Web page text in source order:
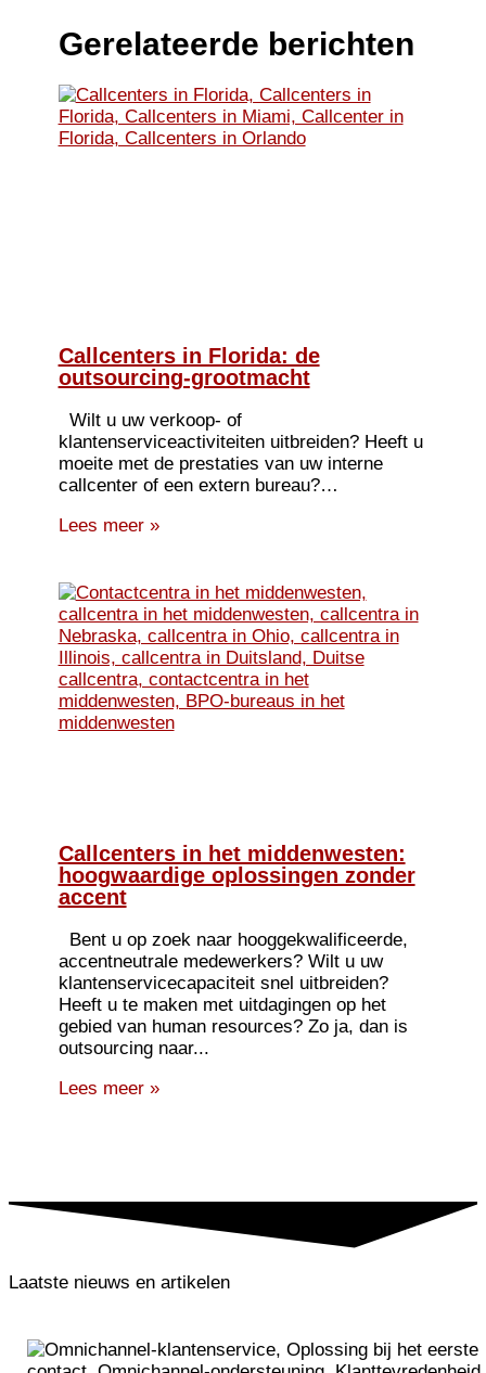
Gerelateerde berichten
Callcenters in Florida: de
outsourcing-grootmacht
Wilt u uw verkoop- of
klantenserviceactiviteiten uitbreiden? Heeft u
moeite met de prestaties van uw interne
callcenter of een extern bureau?…
Lees meer »
Callcenters in het middenwesten:
hoogwaardige oplossingen zonder
accent
Bent u op zoek naar hooggekwalificeerde,
accentneutrale medewerkers? Wilt u uw
klantenservicecapaciteit snel uitbreiden?
Heeft u te maken met uitdagingen op het
gebied van human resources? Zo ja, dan is
outsourcing naar...
Lees meer »
Laatste nieuws en artikelen